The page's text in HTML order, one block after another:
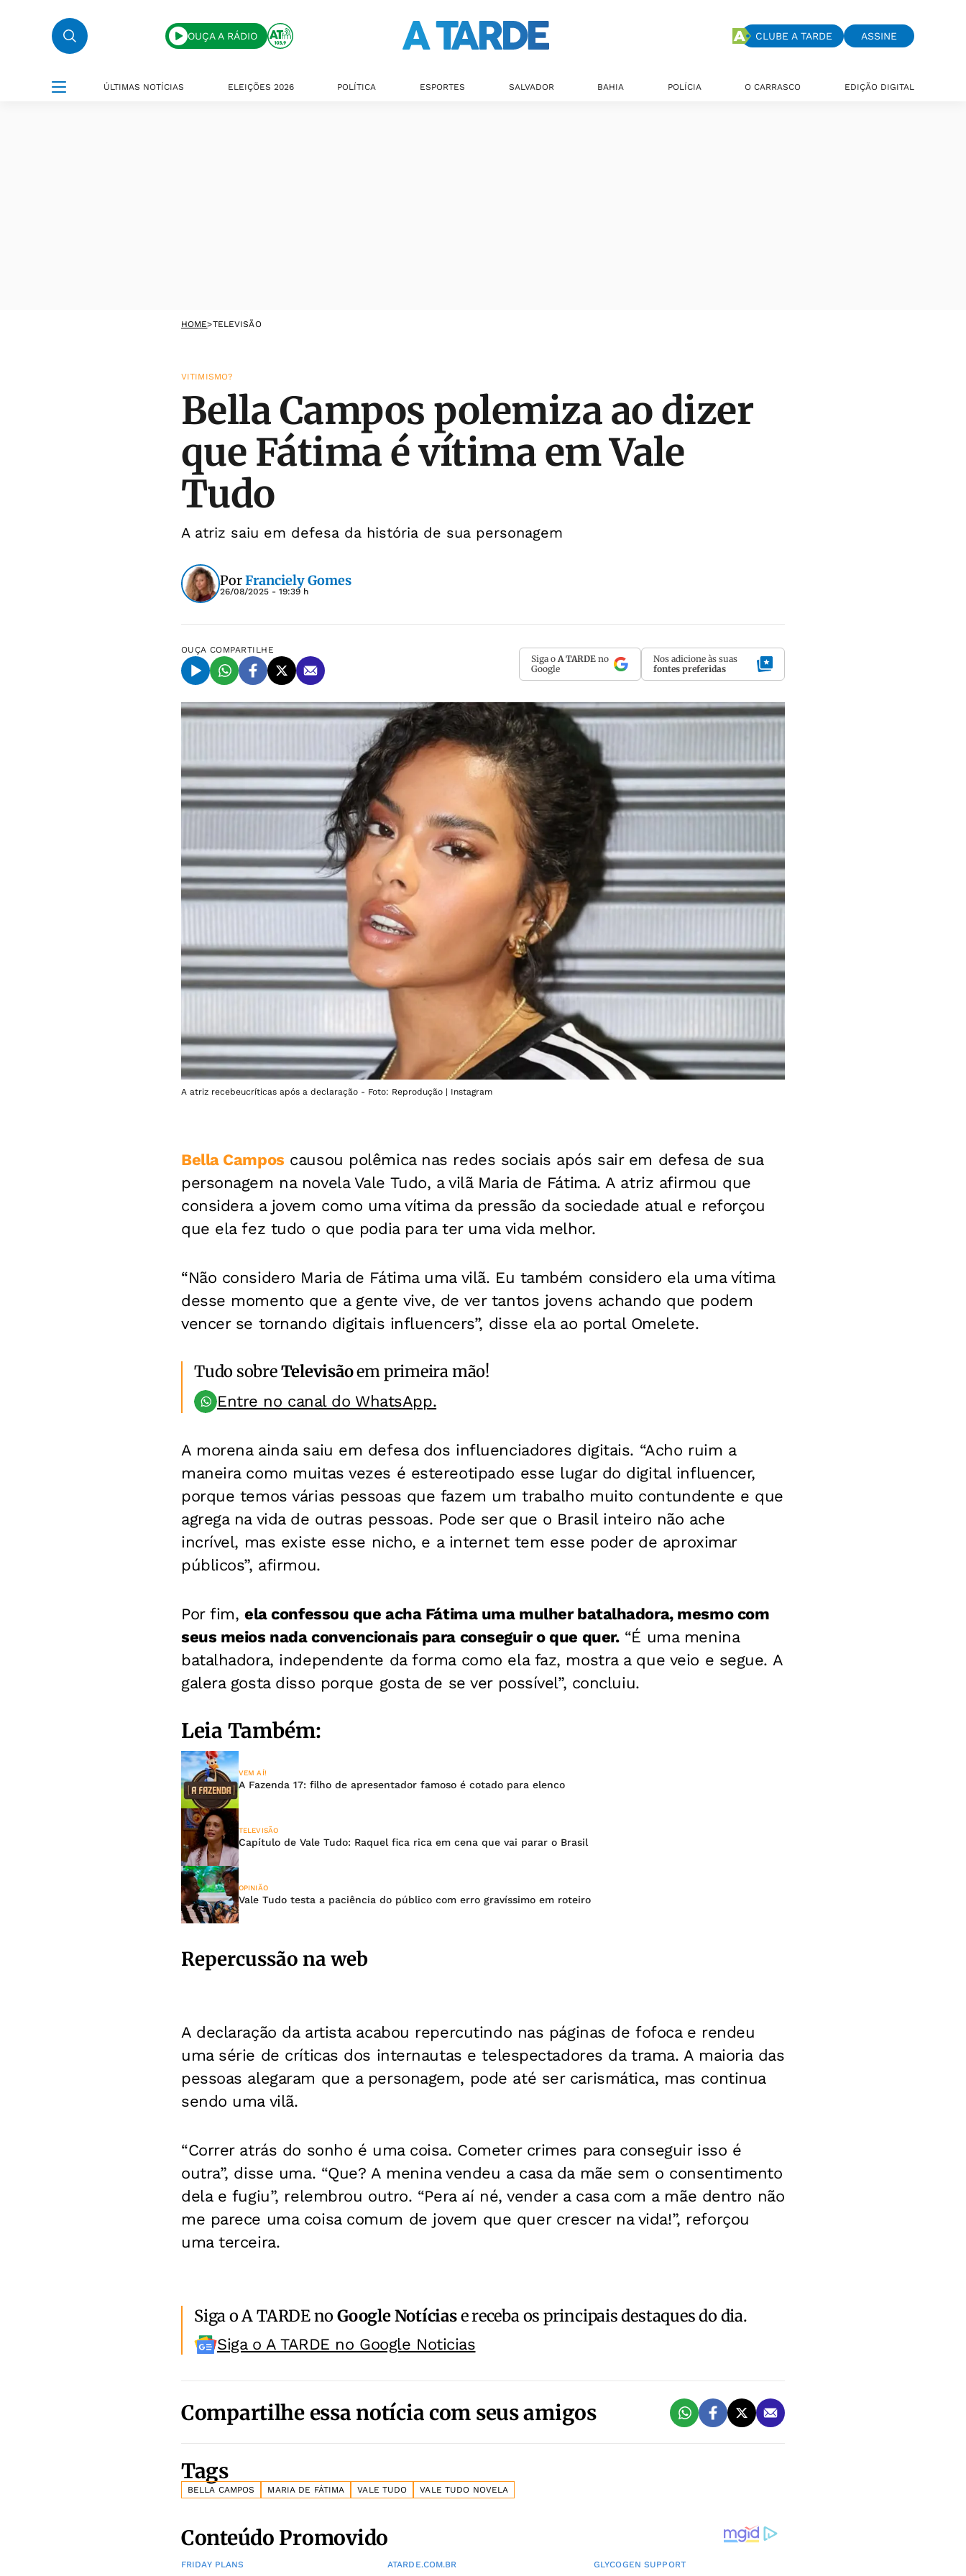
OUÇA A RÁDIO CLUBE A TARDE ASSINE
ÚLTIMAS NOTÍCIAS ELEIÇÕES 2026 POLÍTICA ESPORTES SALVADOR BAHIA POLÍCIA O CARRASCO EDIÇÃO DIGITAL
HOME>TELEVISÃO
VITIMISMO?
Bella Campos polemiza ao dizer
que Fátima é vítima em Vale
Tudo
A atriz saiu em defesa da história de sua personagem
PorFranciely Gomes
26/08/2025 - 19:39 h
OUÇA COMPARTILHE
Siga o A TARDE no
Google
Nos adicione às suas
fontes preferidas
A atriz recebeucríticas após a declaração - Foto: Reprodução | Instagram
Bella Campos causou polêmica nas redes sociais após sair em defesa de sua
personagem na novela Vale Tudo, a vilã Maria de Fátima. A atriz afirmou que
considera a jovem como uma vítima da pressão da sociedade atual e reforçou
que ela fez tudo o que podia para ter uma vida melhor.
“Não considero Maria de Fátima uma vilã. Eu também considero ela uma vítima
desse momento que a gente vive, de ver tantos jovens achando que podem
vencer se tornando digitais influencers”, disse ela ao portal Omelete.
Tudo sobreTelevisãoem primeira mão!
Entre no canal do WhatsApp.
A morena ainda saiu em defesa dos influenciadores digitais. “Acho ruim a
maneira como muitas vezes é estereotipado esse lugar do digital influencer,
porque temos várias pessoas que fazem um trabalho muito contundente e que
agrega na vida de outras pessoas. Pode ser que o Brasil inteiro não ache
incrível, mas existe esse nicho, e a internet tem esse poder de aproximar
públicos”, afirmou.
Por fim,ela confessou que acha Fátima uma mulher batalhadora, mesmo com
seus meios nada convencionais para conseguir o que quer.“É uma menina
batalhadora, independente da forma como ela faz, mostra a que veio e segue. A
galera gosta disso porque gosta de se ver possível”, concluiu.
Leia Também:
VEM AÍ!
A Fazenda 17: filho de apresentador famoso é cotado para elenco
TELEVISÃO
Capítulo de Vale Tudo: Raquel fica rica em cena que vai parar o Brasil
OPINIÃO
Vale Tudo testa a paciência do público com erro gravíssimo em roteiro
Repercussão na web
A declaração da artista acabou repercutindo nas páginas de fofoca e rendeu
uma série de críticas dos internautas e telespectadores da trama. A maioria das
pessoas alegaram que a personagem, pode até ser carismática, mas continua
sendo uma vilã.
“Correr atrás do sonho é uma coisa. Cometer crimes para conseguir isso é
outra”, disse uma. “Que? A menina vendeu a casa da mãe sem o consentimento
dela e fugiu”, relembrou outro. “Pera aí né, vender a casa com a mãe dentro não
me parece uma coisa comum de jovem que quer crescer na vida!”, reforçou
uma terceira.
Siga o A TARDE noGoogle Notíciase receba os principais destaques do dia.
Siga o A TARDE no Google Noticias
Compartilhe essa notícia com seus amigos
Tags
BELLA CAMPOS MARIA DE FÁTIMA VALE TUDO VALE TUDO NOVELA